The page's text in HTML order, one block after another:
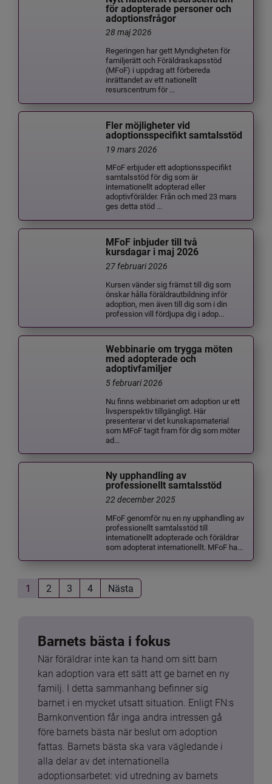
för adopterade personer och
adoptionsfrågor
28 maj 2026
Regeringen har gett Myndigheten för
familjerätt och Föräldraskapsstöd
(MFoF) i uppdrag att förbereda
inrättandet av ett nationellt
resurscentrum för ...
Fler möjligheter vid
adoptionsspecifikt samtalsstöd
19 mars 2026
MFoF erbjuder ett adoptionsspecifikt
samtalsstöd för dig som är
internationellt adopterad eller
adoptivförälder. Från och med 23 mars
ges detta stöd ...
MFoF inbjuder till två
kursdagar i maj 2026
27 februari 2026
Kursen vänder sig främst till dig som
önskar hålla föräldrautbildning inför
adoption, men även till dig som i din
profession vill fördjupa dig i adop...
Webbinarie om trygga möten
med adopterade och
adoptivfamiljer
5 februari 2026
Nu finns webbinariet om adoption ur ett
livsperspektiv tillgängligt. Här
presenterar vi det kunskapsmaterial
som MFoF tagit fram för dig som möter
ad...
Ny upphandling av
professionellt samtalsstöd
22 december 2025
MFoF genomför nu en ny upphandling av
professionellt samtalsstöd till
internationellt adopterade och föräldrar
som adopterat internationellt. MFoF ha...
1 2 3 4 Nästa
Barnets bästa i fokus
När föräldrar inte kan ta hand om sitt barn
kan adoption vara ett sätt att ge barnet en ny
familj. I detta sammanhang befinner sig
barnet i en mycket utsatt situation. Enligt FN:s
Barnkonvention får inga andra intressen gå
före barnets bästa när beslut om adoption
fattas. Barnets bästa ska vara vägledande i
alla delar av det internationella
adoptionsarbetet: vid utredning av barnets